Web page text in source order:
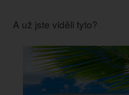
A už jste viděli tyto?